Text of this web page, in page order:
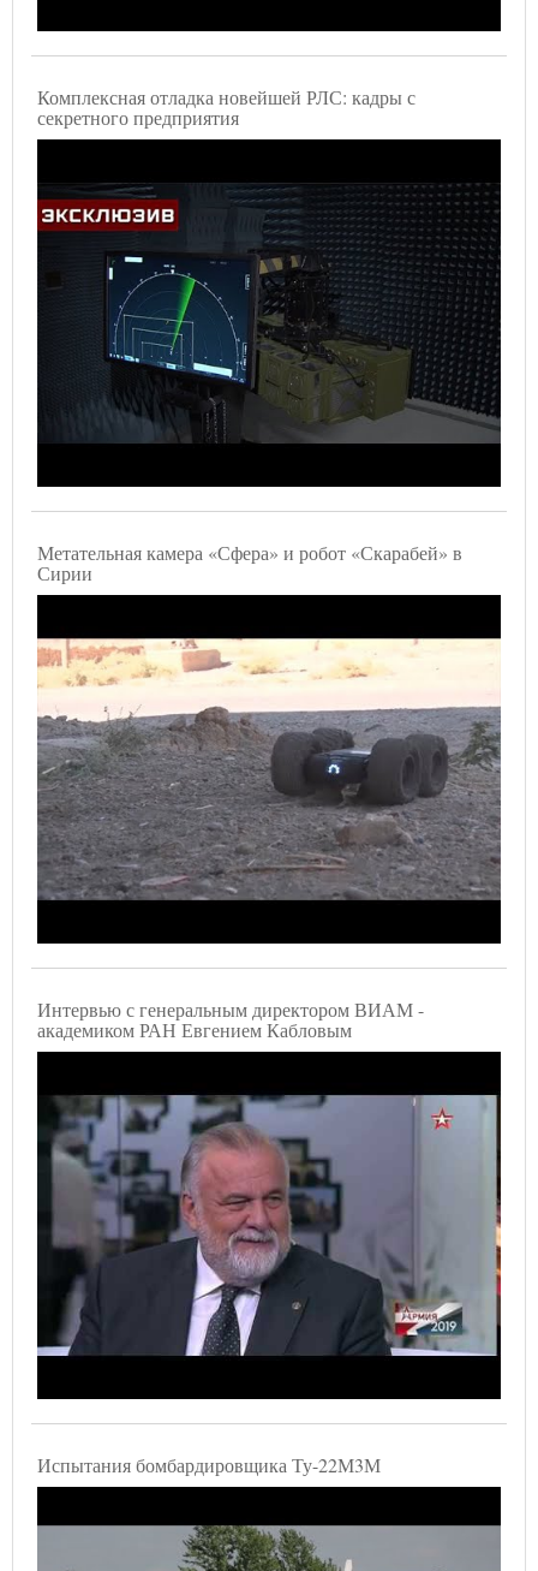
Комплексная отладка новейшей РЛС: кадры с
секретного предприятия
Метательная камера «Сфера» и робот «Скарабей» в
Сирии
Интервью с генеральным директором ВИАМ -
академиком РАН Евгением Кабловым
Испытания бомбардировщика Ту-22М3М